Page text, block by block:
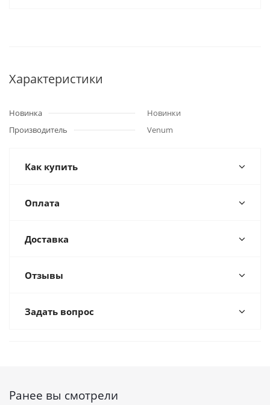
Характеристики
Новинка
Новинки
Производитель
Venum
Как купить
Оплата
Доставка
Отзывы
Задать вопрос
Ранее вы смотрели